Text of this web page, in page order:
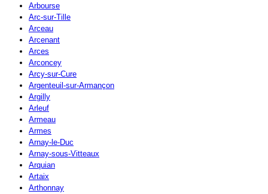
Arbourse
Arc-sur-Tille
Arceau
Arcenant
Arces
Arconcey
Arcy-sur-Cure
Argenteuil-sur-Armançon
Argilly
Arleuf
Armeau
Armes
Arnay-le-Duc
Arnay-sous-Vitteaux
Arquian
Artaix
Arthonnay